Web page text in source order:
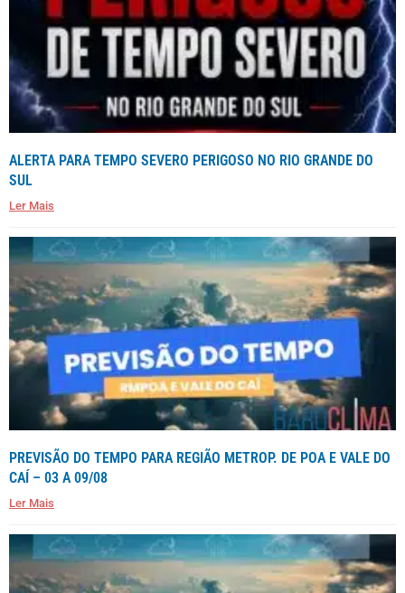
ALERTA PARA TEMPO SEVERO PERIGOSO NO RIO GRANDE DO
SUL
Ler Mais
PREVISÃO DO TEMPO PARA REGIÃO METROP. DE POA E VALE DO
CAÍ – 03 A 09/08
Ler Mais